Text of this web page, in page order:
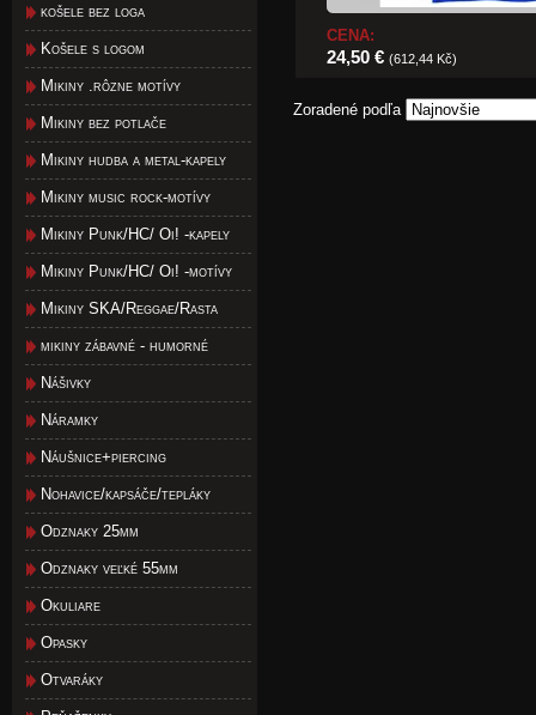
košele bez loga
Košele s logom
Mikiny .rôzne motívy
Mikiny bez potlače
Mikiny hudba a metal-kapely
Mikiny music rock-motívy
Mikiny Punk/HC/ Oi! -kapely
Mikiny Punk/HC/ Oi! -motívy
Mikiny SKA/Reggae/Rasta
mikiny zábavné - humorné
Nášivky
Náramky
Náušnice+piercing
Nohavice/kapsáče/tepláky
Odznaky 25mm
Odznaky veľké 55mm
Okuliare
Opasky
Otvaráky
CENA:
24,50 € (612,44 Kč)
Zoradené podľa